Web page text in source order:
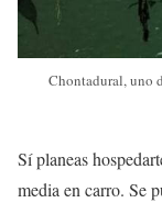
Chontadural, uno
Sí planeas
media en carro. Se